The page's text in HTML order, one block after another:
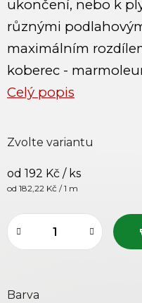
ukončení, nebo k
různými
maximálním
koberec -
Celý popis
Barva
od 192 Kč / ks
Měrná cena:
od 182,22 Kč / 1 m
Zvolte variantu